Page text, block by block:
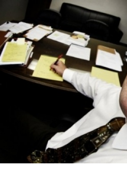
Перейти к основному содержанию